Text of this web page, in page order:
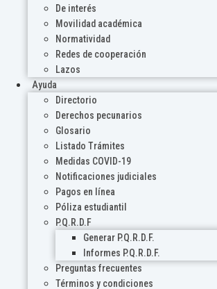
De interés
Movilidad académica
Normatividad
Redes de cooperación
Lazos
Ayuda
Directorio
Derechos pecunarios
Glosario
Listado Trámites
Medidas COVID-19
Notificaciones judiciales
Pagos en línea
Póliza estudiantil
P.Q.R.D.F
Generar P.Q.R.D.F.
Informes P.Q.R.D.F.
Preguntas frecuentes
Términos y condiciones